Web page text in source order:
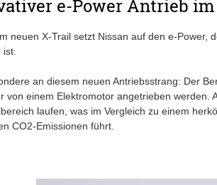
e-Power Antrieb
neuen X-Trail setzt Nissan auf den e-Power,
an diesem neuen Antriebsstrang: Der
von einem Elektromotor angetrieben werden.
laufen, was im Vergleich zu einem
CO2-Emissionen führt.